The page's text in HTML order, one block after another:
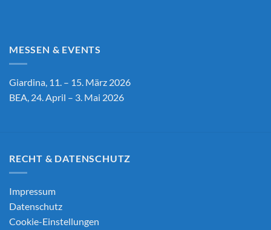
MESSEN & EVENTS
Giardina, 11. – 15. März 2026
BEA, 24. April – 3. Mai 2026
RECHT & DATENSCHUTZ
Impressum
Datenschutz
Cookie-Einstellungen